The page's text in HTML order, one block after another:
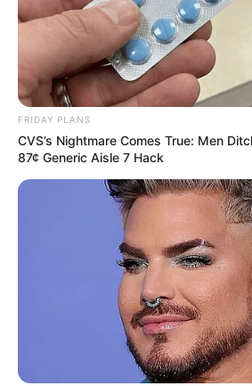
Walgreens Hides This $1 Generic
Aisle It's Really In.
FRIDAY PLANS
Paying $500/Mo In Debt
Ruthlessly Fleeced
FRIDAY PLANS
CVS’s Nightmare Comes True: Men
87¢ Generic Aisle 7 Hack